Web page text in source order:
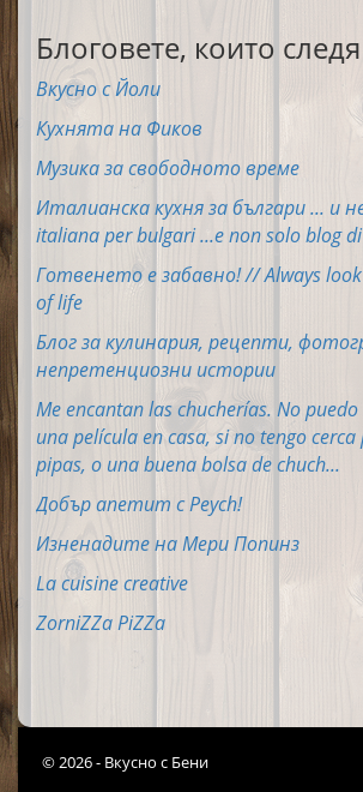
Блоговете, които следя
Вкусно с Йоли
Кухнята на Фиков
Музика за свободното време
Италианска кухня за българи ... и
italiana per bulgari ...e non solo blog
Готвенето е забавно! // Always
of life
Блог за кулинария, рецепти,
непретенциозни истории
Me encantan las chucherías. No
una película en casa, si no tengo
pipas, o una buena bolsa de chuch...
Добър апетит с Peych!
Изненадите на Мери Попинз
La cuisine creative
ZorniZZa PiZZa
© 2026 - Вкусно с Бени